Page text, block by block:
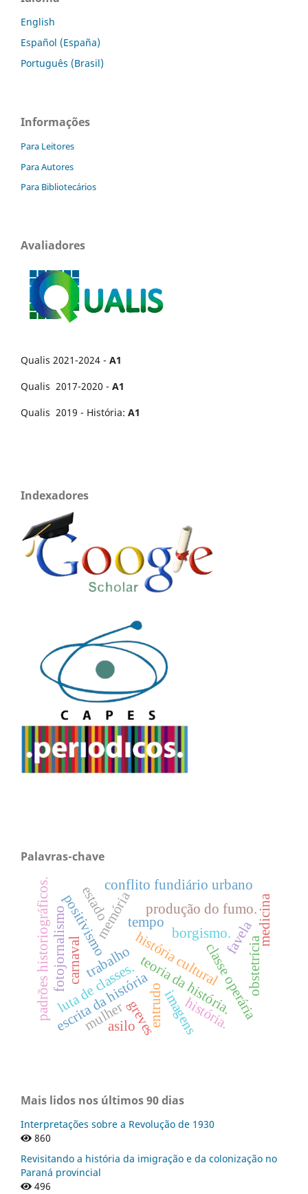
English
Español (España)
Português (Brasil)
Informações
Para Leitores
Para Autores
Para Bibliotecários
Avaliadores
Qualis 2021-2024 - A1
Qualis 2017-2020 - A1
Qualis 2019 - História: A1
Indexadores
Palavras-chave
tempo
memória
história cultural
teoria da história.
escrita da história imagens
padrões historiográficos.positivismo
greves classe operária
borgismo.
trabalho
produção do fumo.
conflito fundiário urbano
estado
luta de classes.
fotojornalismo favelaobstetrícia
medicina
mulher história.
asilo
carnaval
entrudo
Mais lidos nos últimos 90 dias
Interpretações sobre a Revolução de 1930
860
Revisitando a história da imigração e da colonização no
Paraná provincial
496